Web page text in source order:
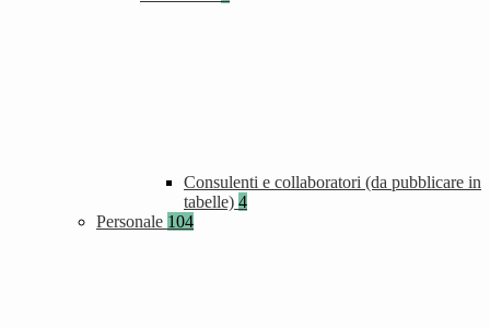
Consulenti e collaboratori (da pubblicare in
tabelle) 4
Personale 104